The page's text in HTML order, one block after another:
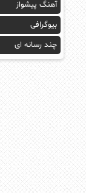
آهنگ پیشواز
بیوگرافی
چند رسانه ای